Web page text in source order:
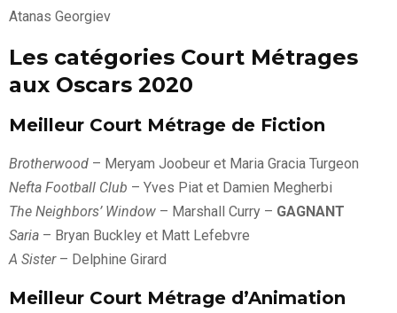
Atanas Georgiev
Les catégories Court Métrages
aux Oscars 2020
Meilleur Court Métrage de Fiction
Brotherwood – Meryam Joobeur et Maria Gracia Turgeon
Nefta Football Club – Yves Piat et Damien Megherbi
The Neighbors’ Window – Marshall Curry – GAGNANT
Saria – Bryan Buckley et Matt Lefebvre
A Sister– Delphine Girard
Meilleur Court Métrage d’Animation